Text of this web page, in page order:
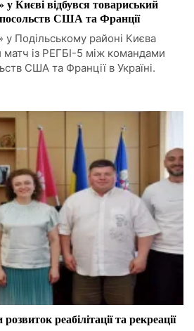
у Києві відбувся товариський
США та Франції
у Подільському районі Києва
матч із РЕГБІ-5 між командами
США та Франції в Україні.
реабілітації та рекреації